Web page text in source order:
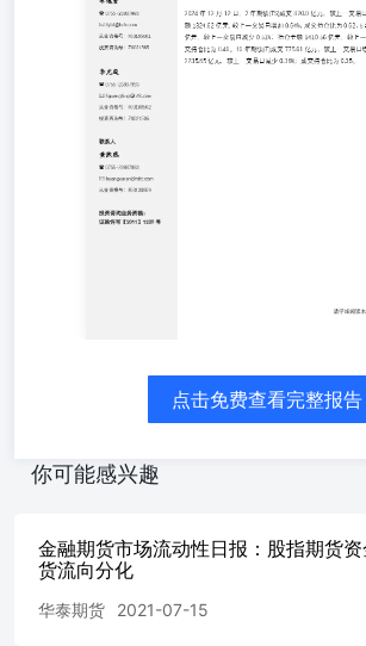
亿元，较上一交易日增加5.26%；成
越0755-
F3055799投资咨询号：Z0016156 国
资0755-23887993liyizi@htfc.com从
投资咨询号：Z0021365 2024年12月
820.0亿元，较上一交易日增加15.02%
元，较上一交易日增加0.64%；成交
(TF)成交644.88亿元，较上一交易日
1410.56亿元，较上一交易日增加3.3%
23887993liguangting@htfc.com从业
资咨询业务资格：证监许可【2011】
软华泰期货研究院 数据来源：天软华
数据来源：天软华泰期货研究院 请仔
页的免责声明数据来源：天软华泰期
来源：天软华泰期货研究院 数据来源
院 数据来源：Wind华泰期货研究院 数
华泰期货研究院 数据来源：Wind华泰
点击免费查看完整报告
你可能感兴趣
金融期货市场流动性日报：股指期货
货流向分化
华泰期货 2021-07-15